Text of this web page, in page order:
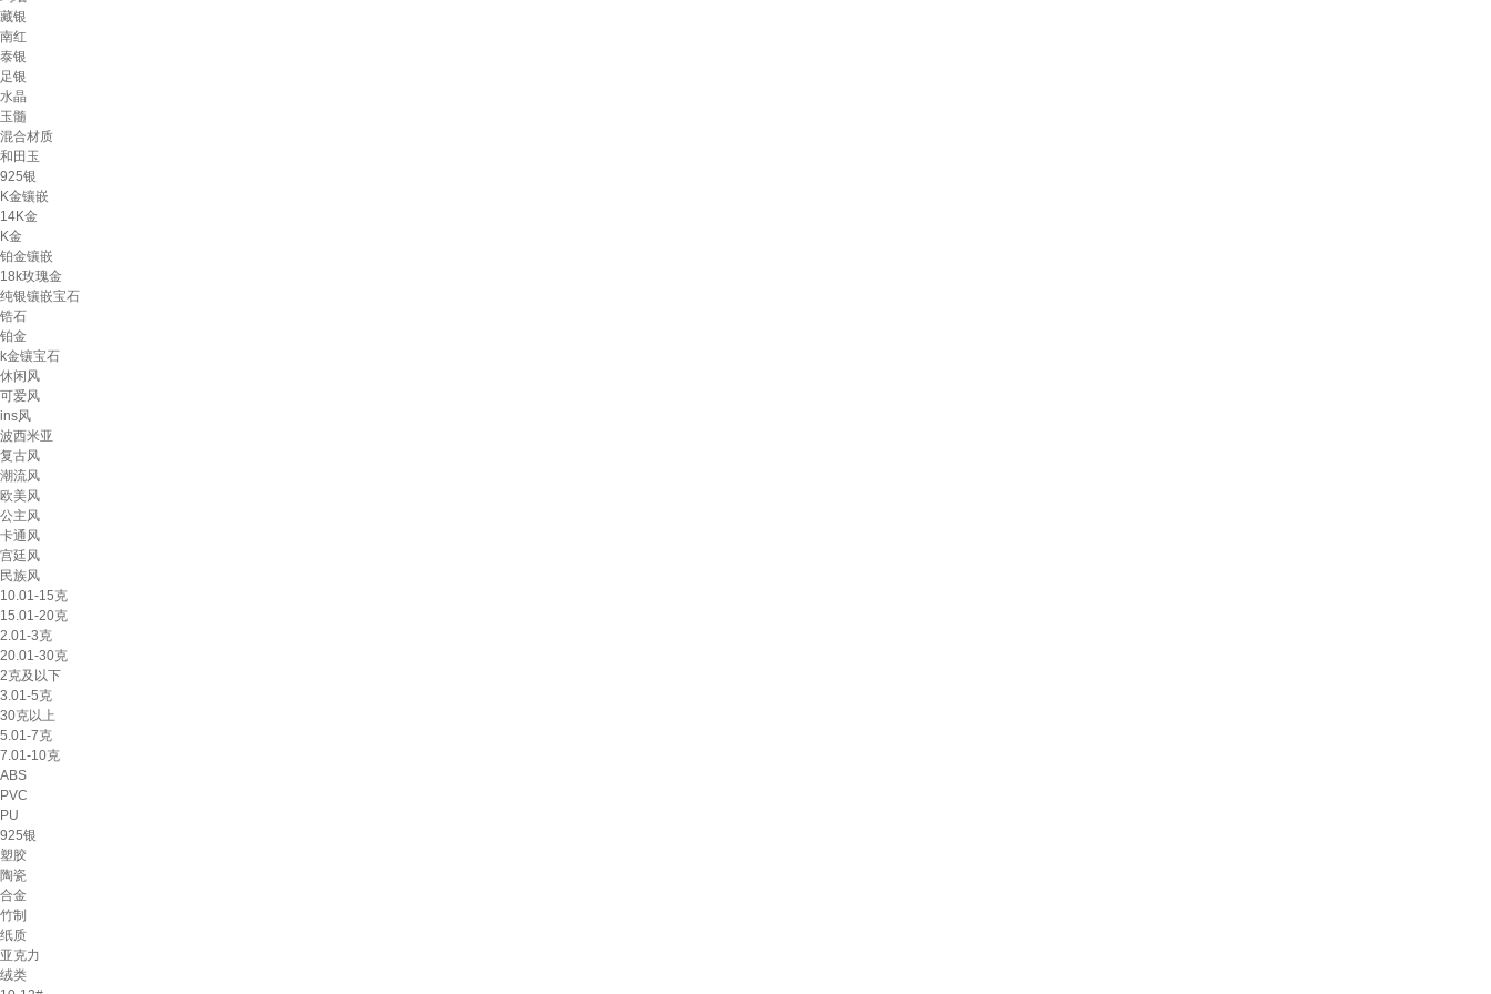
藏银
南红
泰银
足银
水晶
玉髓
混合材质
和田玉
925银
K金镶嵌
14K金
K金
铂金镶嵌
18k玫瑰金
纯银镶嵌宝石
锆石
铂金
k金镶宝石
休闲风
可爱风
ins风
波西米亚
复古风
潮流风
欧美风
公主风
卡通风
宫廷风
民族风
10.01-15克
15.01-20克
2.01-3克
20.01-30克
2克及以下
3.01-5克
30克以上
5.01-7克
7.01-10克
ABS
PVC
PU
925银
塑胶
陶瓷
合金
竹制
纸质
亚克力
绒类